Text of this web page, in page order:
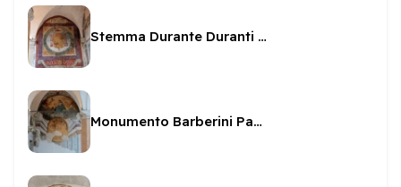
Stemma Durante Duranti e GB Martelli
Monumento Barberini Pamphili